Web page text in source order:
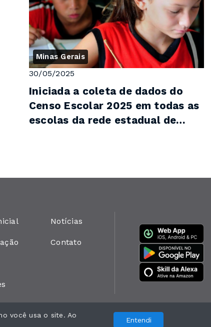
Minas Gerais
30/05/2025
Iniciada a coleta de dados do
Censo Escolar 2025 em todas as
escolas da rede estadual de
Notícias
Contato
você usa o site. Ao
Entendi